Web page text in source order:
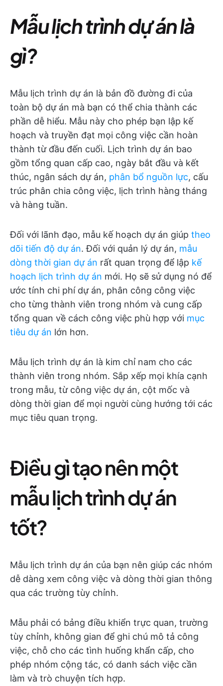
Mẫu lịch trình dự án là
gì?
Mẫu lịch trình dự án là bản đồ đường đi của
toàn bộ dự án mà bạn có thể chia thành các
phần dễ hiểu. Mẫu này cho phép bạn lập kế
hoạch và truyền đạt mọi công việc cần hoàn
thành từ đầu đến cuối. Lịch trình dự án bao
gồm tổng quan cấp cao, ngày bắt đầu và kết
thúc, ngân sách dự án, phân bổ nguồn lực, cấu
trúc phân chia công việc, lịch trình hàng tháng
và hàng tuần.
Đối với lãnh đạo, mẫu kế hoạch dự án giúp theo
dõi tiến độ dự án. Đối với quản lý dự án, mẫu
dòng thời gian dự án rất quan trọng để lập kế
hoạch lịch trình dự án mới. Họ sẽ sử dụng nó để
ước tính chi phí dự án, phân công công việc
cho từng thành viên trong nhóm và cung cấp
tổng quan về cách công việc phù hợp với mục
tiêu dự án lớn hơn.
Mẫu lịch trình dự án là kim chỉ nam cho các
thành viên trong nhóm. Sắp xếp mọi khía cạnh
trong mẫu, từ công việc dự án, cột mốc và
dòng thời gian để mọi người cùng hướng tới các
mục tiêu quan trọng.
Điều gì tạo nên một
mẫu lịch trình dự án
tốt?
Mẫu lịch trình dự án của bạn nên giúp các nhóm
dễ dàng xem công việc và dòng thời gian thông
qua các trường tùy chỉnh.
Mẫu phải có bảng điều khiển trực quan, trường
tùy chỉnh, không gian để ghi chú mô tả công
việc, chỗ cho các tình huống khẩn cấp, cho
phép nhóm cộng tác, có danh sách việc cần
làm và trò chuyện tích hợp.